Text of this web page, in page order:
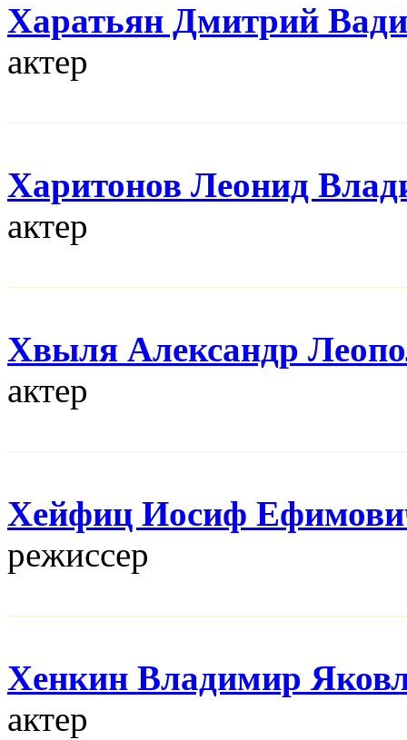
Харатьян Дмитрий
актер
Харитонов Леонид
актер
Хвыля Александр
актер
Хейфиц Иосиф
режисcер
Хенкин Владимир
актер